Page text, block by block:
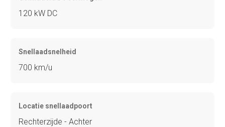
120 kW DC
Snellaadsnelheid
700 km/u
Locatie snellaadpoort
Rechterzijde - Achter